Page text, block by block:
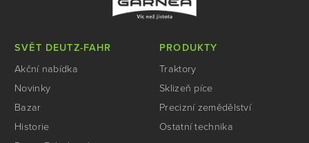
SVĚT DEUTZ-FAHR
Akční nabídka
Novinky
Bazar
Historie
PRODUKTY
Traktory
Sklizeň píce
Precizní zemědělství
Ostatní technika